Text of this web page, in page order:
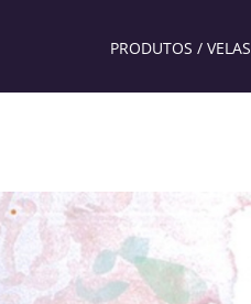
PRODUTOS / VELAS